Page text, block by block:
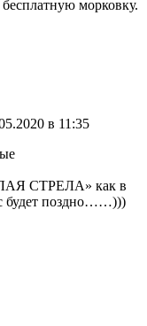
морковку.
в 11:35
СТРЕЛА» как в
будет поздно……)))